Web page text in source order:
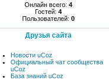
Онлайн всего: 4
Гостей: 4
Пользователей: 0
Друзья сайта
Новости uCoz
Официальный чат сообщества
uCoz
База знаний uCoz